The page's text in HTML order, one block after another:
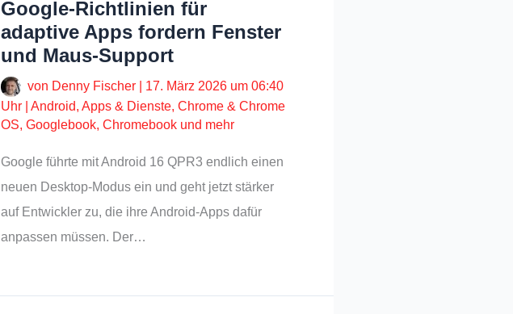
Google-Richtlinien für
adaptive Apps fordern Fenster
und Maus-Support
von Denny Fischer
17. März 2026 um 06:40
Uhr
Android, Apps & Dienste, Chrome & Chrome
OS, Googlebook, Chromebook und mehr
Google führte mit Android 16 QPR3 endlich einen
neuen Desktop-Modus ein und geht jetzt stärker
auf Entwickler zu, die ihre Android-Apps dafür
anpassen müssen. Der…